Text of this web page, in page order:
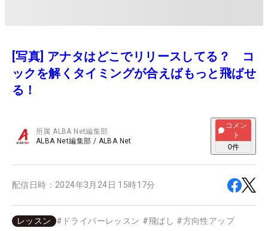
[写真] アナタはどこでリリースしてる？ コ
ックを解くタイミングが合えばもっと飛ばせ
る！
所属ALBA Net編集部
ALBA Net編集部 / ALBA Net
コメン
ト
0件
配信日時： 2024年3月24日 15時17分
レッスン # ドライバーレッスン #飛ばし #方向性アップ